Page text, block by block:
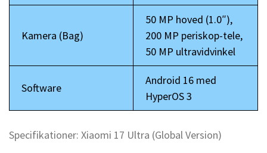
Kamera (Bag)
50 MP hoved (1.0″),
200 MP periskop-tele,
50 MP ultravidvinkel
Software
Android 16 med
HyperOS 3
Specifikationer: Xiaomi 17 Ultra (Global Version)